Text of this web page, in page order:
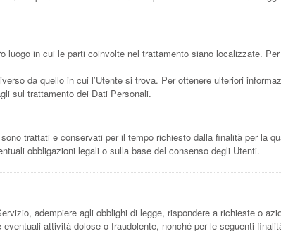
in cui le parti coinvolte nel trattamento siano localizzate.
da quello in cui l’Utente si trova. Per ottenere ulteriori
sul trattamento dei Dati Personali.
trattati e conservati per il tempo richiesto dalla finalità per la
obbligazioni legali o sulla base del consenso degli Utenti.
adempiere agli obblighi di legge, rispondere a richieste o
attività dolose o fraudolente, nonché per le seguenti